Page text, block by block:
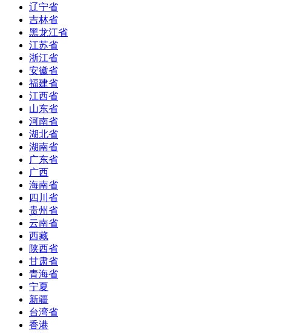
辽宁省
吉林省
黑龙江省
江苏省
浙江省
安徽省
福建省
江西省
山东省
河南省
湖北省
湖南省
广东省
广西
海南省
四川省
贵州省
云南省
西藏
陕西省
甘肃省
青海省
宁夏
新疆
台湾省
香港